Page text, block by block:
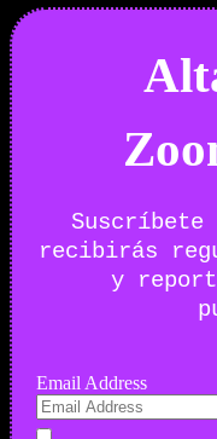
recibirás
y
Email Address